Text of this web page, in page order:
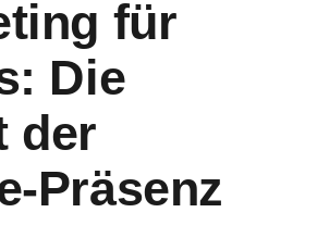
für
Die
der
Präsenz